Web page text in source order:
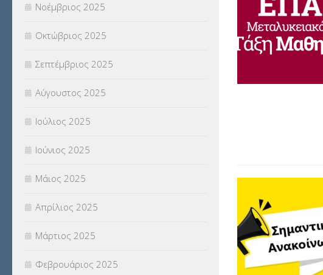
ΥΠΕΡΑΡΙΘΜΟΙ(1)
ΥΠΟΤΡΟΦΙΕΣ(28)
ΦΥΣΙΚΗ ΑΓΩΓΗ(692)
Χωρίς κατηγορία
Νοέμβριος 2025
Οκτώβριος 2025
Σεπτέμβριος 2025
Αύγουστος 2025
Ιούλιος 2025
Ιούνιος 2025
Μάιος 2025
Απρίλιος 2025
Μάρτιος 2025
Φεβρουάριος 2025